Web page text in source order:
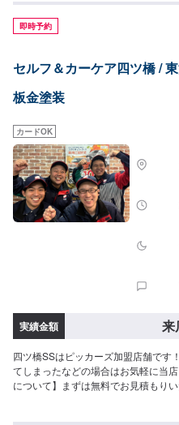
即時予約
セルフ＆カーケア四ツ橋 /
板金塗装
カードOK
実績金額 来
四ツ橋SSはピッカーズ加盟店舗です
てしまったなどの場合はお気軽に当
について】まずは無料でお見積もり